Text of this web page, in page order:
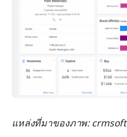
แหล่งที่มาของภาพ: